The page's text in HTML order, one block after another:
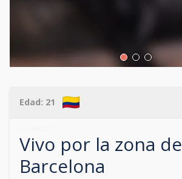
Edad: 21
Vivo por la zona de
Barcelona